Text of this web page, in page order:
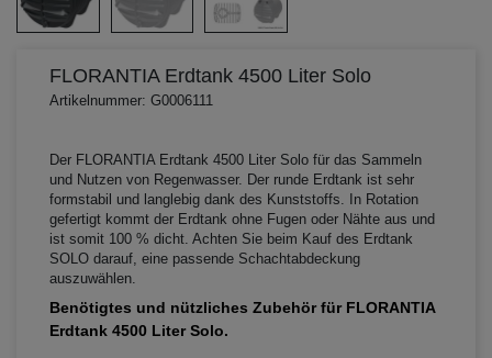
FLORANTIA Erdtank 4500 Liter Solo
Artikelnummer: G0006111
Der FLORANTIA Erdtank 4500 Liter Solo für das Sammeln
und Nutzen von Regenwasser. Der runde Erdtank ist sehr
formstabil und langlebig dank des Kunststoffs. In Rotation
gefertigt kommt der Erdtank ohne Fugen oder Nähte aus und
ist somit 100 % dicht. Achten Sie beim Kauf des Erdtank
SOLO darauf, eine passende Schachtabdeckung
auszuwählen.
Benötigtes und nützliches Zubehör für FLORANTIA
Erdtank 4500 Liter Solo.